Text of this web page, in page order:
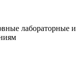
лабораторные и